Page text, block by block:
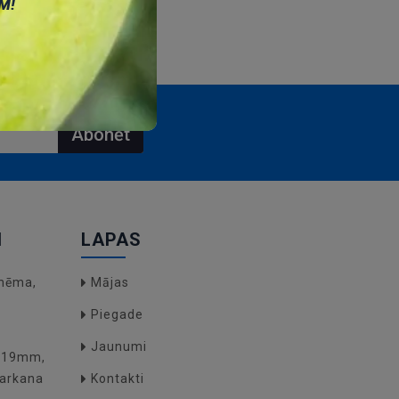
Abonēt
LAPAS
Mājas
Piegade
Jaunumi
Kontakti